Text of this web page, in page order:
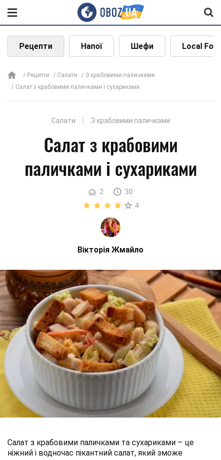
Рецепти Напої Шефи Local
Рецепти Салати
З крабовими паличками
Салат з крабовими паличками і сухариками
Салати З крабовими паличками
Салат з крабовими
паличками і сухариками
2
30
4
Вікторія Жмайло
Салат з крабовими паличками та сухариками – це
ніжний і водночас пікантний салат, який зможе